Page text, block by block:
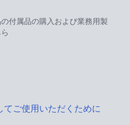
付属品の購入および業務用製
てご使用いただくために